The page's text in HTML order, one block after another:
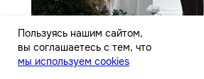
Пользуясь нашим сайтом,
вы соглашаетесь с тем, что
мы используем cookies
Почему Сосновый бор
Подробнее